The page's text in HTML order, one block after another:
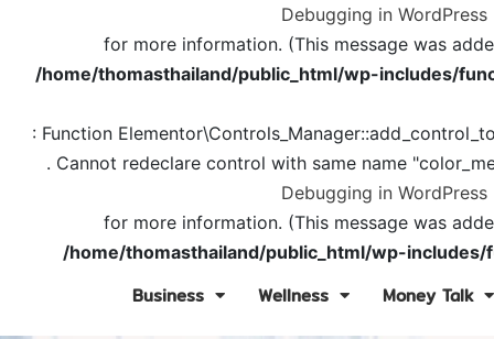
Debugging in WordPress
for more information. (This message was
/home/thomasthailand/public_html/wp-includes/
: Function
. Cannot redeclare control with same name
Debugging in WordPress
for more information. (This message was
/home/thomasthailand/public_html/wp-includes/
Business Wellness Money Talk